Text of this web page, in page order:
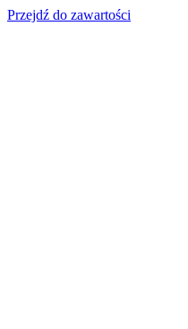
Przejdź do zawartości